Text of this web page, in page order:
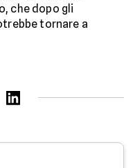
che dopo gli
tornare a